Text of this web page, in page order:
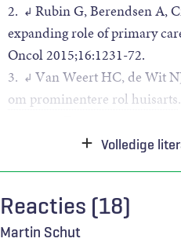
2. ↲ Rubin G, Berendsen A,
expanding role of primary
Oncol 2015;16:1231-72.
3. ↲ Van Weert HC, de Wit
om prominentere rol huisarts
Nederlands Huisarts
5. ↲ ↲Noteboom EA, Perfors
Fa Duijts, Visserman EA, et al.
Volledige
Reacties (18)
Martin Schut